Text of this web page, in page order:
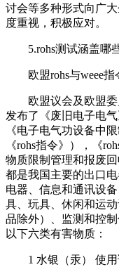
讨会等多种形式向广
度重视，积极应对。
5.rohs测试涵盖哪
欧盟rohs与weee指
欧盟议会及欧盟委
发布了《废旧电子电
《电子电气功设备中
《rohs指令》），《
物质限制管理和报废
都是我国主要的出口
电器、信息和通讯设
具、玩具、休闲和运
品除外）、监测和控
以下六类有害物质：
1 水银（汞） 使用